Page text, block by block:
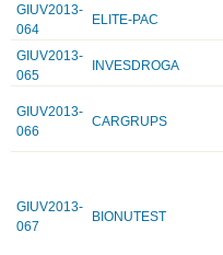
GIUV2013-
064
ELITE-PAC
GIUV2013-
065
INVESDROGA
GIUV2013-
066
CARGRUPS
GIUV2013-
067
BIONUTEST